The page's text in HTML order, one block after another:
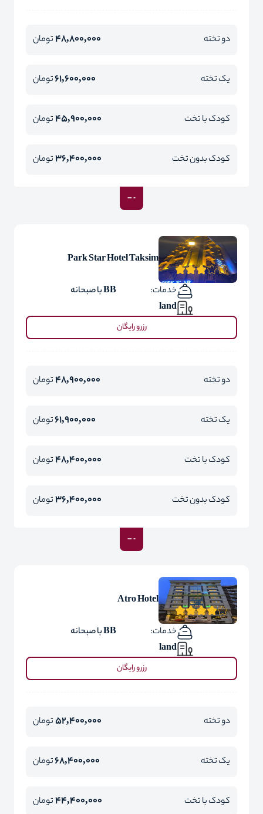
دو تخته 48,800,000تومان
یک تخته 61,600,000تومان
کودک با تخت 45,900,000تومان
کودک بدون تخت 36,400,000تومان
Park Star Hotel Taksim
خدمات:
BB با صبحانه
land
رزرو رایگان
دو تخته 48,900,000تومان
یک تخته 61,900,000تومان
کودک با تخت 48,400,000تومان
کودک بدون تخت 36,400,000تومان
Atro Hotel
خدمات:
BB با صبحانه
land
رزرو رایگان
دو تخته 52,400,000تومان
یک تخته 68,400,000تومان
کودک با تخت 44,400,000تومان